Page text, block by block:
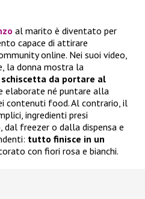
al marito è diventato per
capace di attirare
online. Nei suoi video,
la donna mostra la
schiscetta da portare al
elaborate né puntare alla
contenuti food. Al contrario, il
ingredienti presi
freezer o dalla dispensa e
tutto finisce in un
con fiori rosa e bianchi.